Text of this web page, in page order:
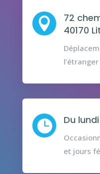

72
40170
l’étranger
 Du
et jours